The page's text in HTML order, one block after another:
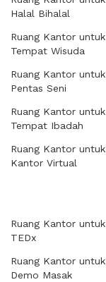
Halal Bihalal
Ruang Kantor untuk
Tempat Wisuda
Ruang Kantor untuk
Pentas Seni
Ruang Kantor untuk
Tempat Ibadah
Ruang Kantor untuk
Kantor Virtual
Ruang Kantor untuk
TEDx
Ruang Kantor untuk
Demo Masak